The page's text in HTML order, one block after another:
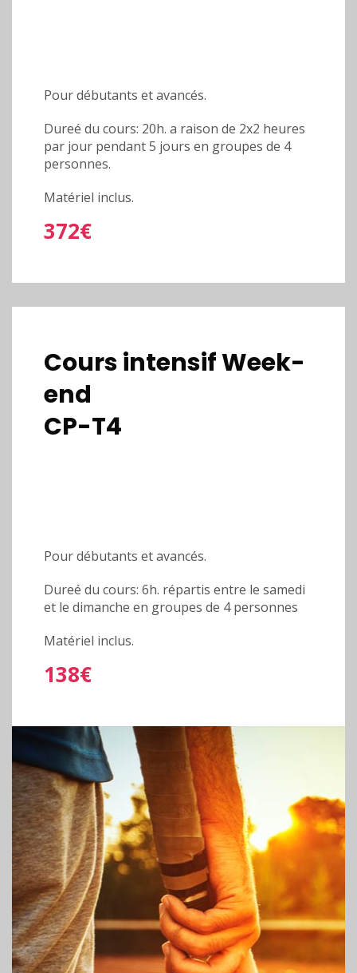
Pour débutants et avancés.
Dureé du cours: 20h. a raison de 2x2 heures
par jour pendant 5 jours en groupes de 4
personnes.
Matériel inclus.
372€
Cours intensif Week-
end
CP-T4
Pour débutants et avancés.
Dureé du cours: 6h. répartis entre le samedi
et le dimanche en groupes de 4 personnes
Matériel inclus.
138€